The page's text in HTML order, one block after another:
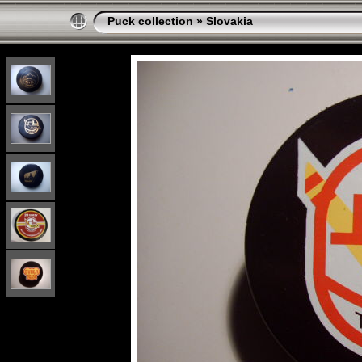
Puck collection » Slovakia